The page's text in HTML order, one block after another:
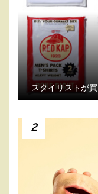
スタイリストが
2